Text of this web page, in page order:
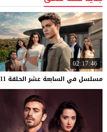
02:17:46
مسلسل في السابعة عشر الحلقة 11